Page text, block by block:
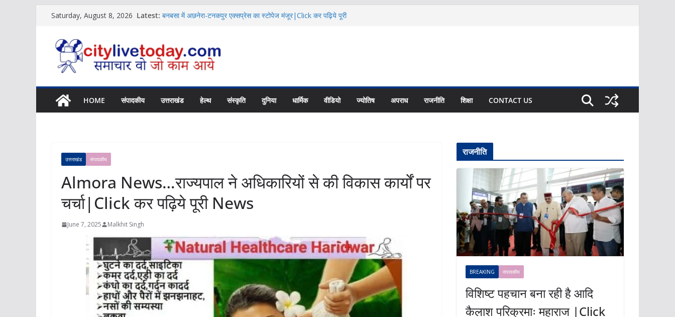
Skip
content
Saturday, August 8, 2026 Latest: बनबसा में अछनेरा-टनकपुर एक्सप्रेस का स्टोपेज मंजूर|Click कर पढ़िये पूरी
News
शिक्षक संगठन ने की संस्कृत शिक्षा के हालातों पर चर्चा|Click कर पढ़िये पूरी
News
Uttarakhand में होगा NCC की नई यूनिट्स का गठन|Click कर पढ़िये पूरी
News
HOME संपादकीय उत्तराखंड हेल्थ संस्कृति दुनिया धार्मिक वीडियो ज्योतिष अपराध राजनीति शिक्षा CONTACT US
उत्तराखंड संपादकीय
Almora News…राज्यपाल ने अधिकारियों से की विकास कार्यों पर
चर्चा|Click कर पढ़िये पूरी News
June 7, 2025 Malkhit Singh
राजनीति
BREAKING संपादकीय
विशिष्ट पहचान बना रही है आदि
कैलाश परिक्रमाः महाराज |Click